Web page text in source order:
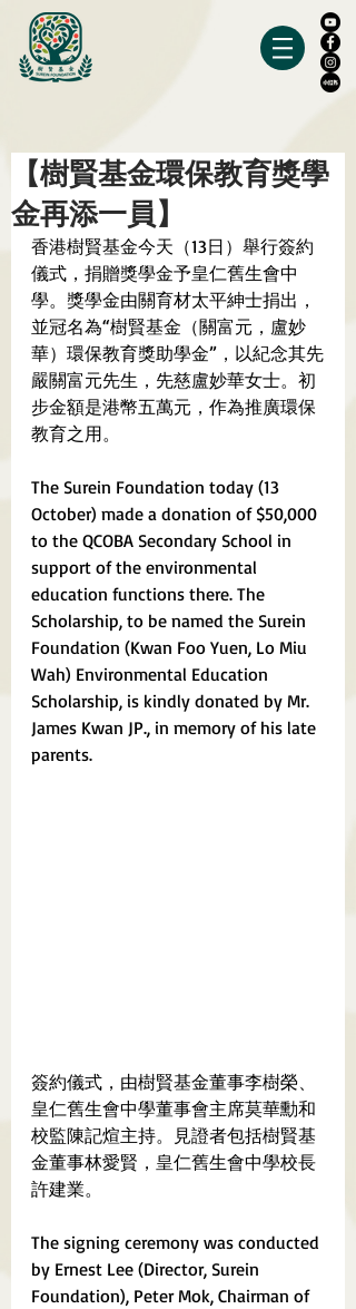
【樹賢基金環保教育獎學
金再添一員】
香港樹賢基金今天（13日）舉行簽約
儀式，捐贈獎學金予皇仁舊生會中
學。獎學金由關育材太平紳士捐出，
並冠名為“樹賢基金（關富元，盧妙
華）環保教育獎助學金”， 以紀念其先
嚴關富元先生， 先慈盧妙華女士。初
步金額是港幣五萬元， 作為推廣環保
教育之用。
The Surein Foundation today (13
October) made a donation of $50,000
to the QCOBA Secondary School in
support of the environmental
education functions there. The
Scholarship, to be named the Surein
Foundation (Kwan Foo Yuen, Lo Miu
Wah) Environmental Education
Scholarship, is kindly donated by Mr.
James Kwan JP., in memory of his late
parents.
簽約儀式，由樹賢基金董事李樹榮、
皇仁舊生會中學董事會主席莫華勳和
校監陳記煊主持。見證者包括樹賢基
金董事林愛賢，皇仁舊生會中學校長
許建業。
The signing ceremony was conducted
by Ernest Lee (Director, Surein
Foundation), Peter Mok, Chairman of